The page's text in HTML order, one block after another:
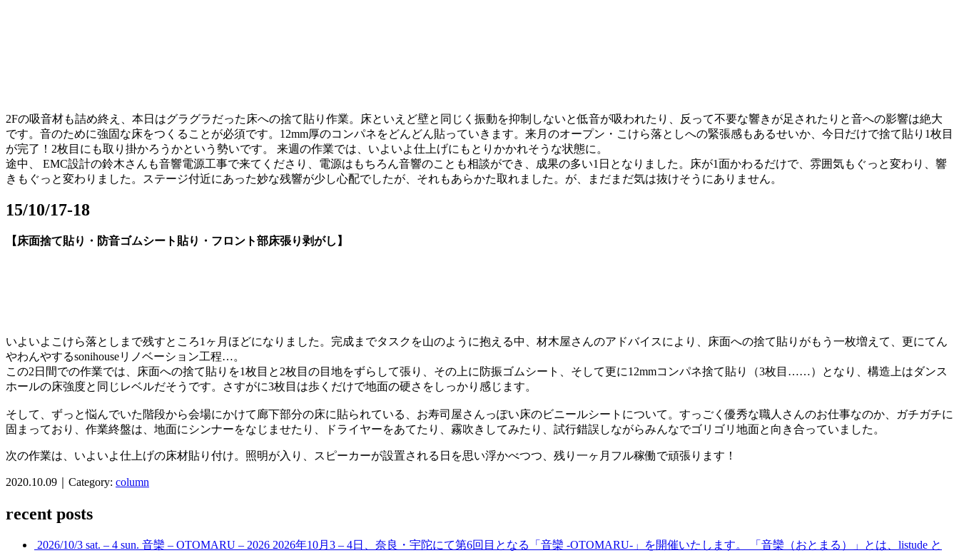
2Fの吸音材も詰め終え、本日はグラグラだった床への捨て貼り作業。床といえど壁と同じく振動を抑制しないと低音が吸われたり、反って不要な響きが足されたりと音への影響は絶大
です。音のために強固な床をつくることが必須です。12mm厚のコンパネをどんどん貼っていきます。来月のオープン・こけら落としへの緊張感もあるせいか、今日だけで捨て貼り1枚目
が完了！2枚目にも取り掛かろうかという勢いです。 来週の作業では、いよいよ仕上げにもとりかかれそうな状態に。
途中、 EMC設計の鈴木さんも音響電源工事で来てくださり、電源はもちろん音響のことも相談ができ、成果の多い1日となりました。床が1面かわるだけで、雰囲気もぐっと変わり、響
きもぐっと変わりました。ステージ付近にあった妙な残響が少し心配でしたが、それもあらかた取れました。が、まだまだ気は抜けそうにありません。
15/10/17-18
【床面捨て貼り・防音ゴムシート貼り・フロント部床張り剥がし】
いよいよこけら落としまで残すところ1ヶ月ほどになりました。完成までタスクを山のように抱える中、材木屋さんのアドバイスにより、床面への捨て貼りがもう一枚増えて、更にてん
やわんやするsonihouseリノベーション工程…。
この2日間での作業では、床面への捨て貼りを1枚目と2枚目の目地をずらして張り、その上に防振ゴムシート、そして更に12mmコンパネ捨て貼り（3枚目……）となり、構造上はダンス
ホールの床強度と同じレベルだそうです。さすがに3枚目は歩くだけで地面の硬さをしっかり感じます。
そして、ずっと悩んでいた階段から会場にかけて廊下部分の床に貼られている、お寿司屋さんっぽい床のビニールシートについて。すっごく優秀な職人さんのお仕事なのか、ガチガチに
固まっており、作業終盤は、地面にシンナーをなじませたり、ドライヤーをあてたり、霧吹きしてみたり、試行錯誤しながらみんなでゴリゴリ地面と向き合っていました。
次の作業は、いよいよ仕上げの床材貼り付け。照明が入り、スピーカーが設置される日を思い浮かべつつ、残り一ヶ月フル稼働で頑張ります！
2020.10.09｜Category: column
recent posts
2026/10/3 sat. – 4 sun. 音欒 – OTOMARU – 2026 2026年10月3 – 4日、奈良・宇陀にて第6回目となる「音欒 -OTOMARU-」を開催いたします。 「音欒（おとまる）」とは、listude と